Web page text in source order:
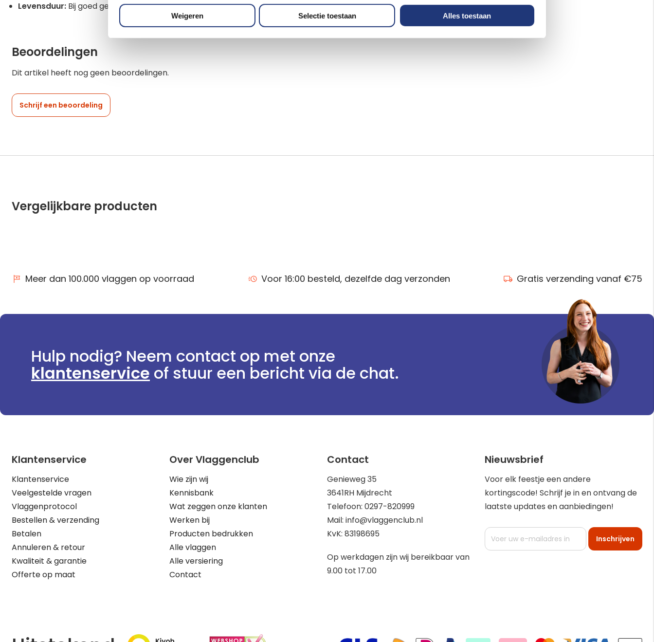
Weigeren Selectie toestaan Alles toestaan
Levensduur: Bij goed gebruik is deze vlag lang kleur- en slijtvast
Beoordelingen
Dit artikel heeft nog geen beoordelingen.
Schrijf een beoordeling
Vergelijkbare producten
Meer dan 100.000 vlaggen op voorraad Voor 16:00 besteld, dezelfde dag verzonden Gratis verzending vanaf €75
Hulp nodig? Neem contact op met onze
klantenservice of stuur een bericht via de chat.
Klantenservice
Klantenservice
Veelgestelde vragen
Vlaggenprotocol
Bestellen & verzending
Betalen
Annuleren & retour
Kwaliteit & garantie
Offerte op maat
Over Vlaggenclub
Wie zijn wij
Kennisbank
Wat zeggen onze klanten
Werken bij
Producten bedrukken
Alle vlaggen
Alle versiering
Contact
Contact
Genieweg 35
3641RH Mijdrecht
Telefoon: 0297-820999
Mail: info@vlaggenclub.nl
KvK: 83198695
Op werkdagen zijn wij bereikbaar van
9.00 tot 17.00
Nieuwsbrief
Voor elk feestje een andere
kortingscode! Schrijf je in en ontvang de
laatste updates en aanbiedingen!
Abonneer
op
Inschrijven